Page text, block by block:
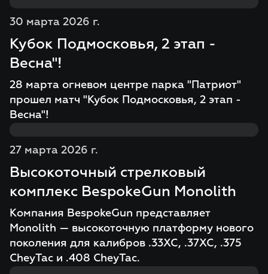
30 марта 2026 г.
Кубок Подмосковья, 2 этап -
Весна"!
28 марта огневом центре парка "Патриот"
прошел матч "Кубок Подмосковья, 2 этап -
Весна"!
27 марта 2026 г.
Высокоточный стрелковый
комплекс BespokeGun Monolith
Компания BespokeGun представляет
Monolith — высокоточную платформу нового
поколения для калибров .33XC, .37XC, .375
CheyTac и .408 CheyTac.